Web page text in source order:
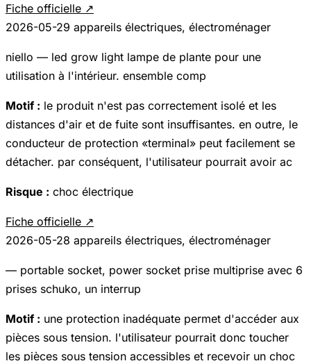
Fiche officielle ↗
2026-05-29 appareils électriques, électroménager
niello — led grow light lampe de plante pour une
utilisation à l'intérieur. ensemble comp
Motif : le produit n'est pas correctement isolé et les
distances d'air et de fuite sont insuffisantes. en outre, le
conducteur de protection «terminal» peut facilement se
détacher. par conséquent, l'utilisateur pourrait avoir ac
Risque : choc électrique
Fiche officielle ↗
2026-05-28 appareils électriques, électroménager
— portable socket, power socket prise multiprise avec 6
prises schuko, un interrup
Motif : une protection inadéquate permet d'accéder aux
pièces sous tension. l'utilisateur pourrait donc toucher
les pièces sous tension accessibles et recevoir un choc